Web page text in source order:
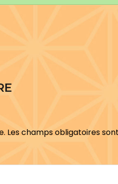
Les champs obligatoires